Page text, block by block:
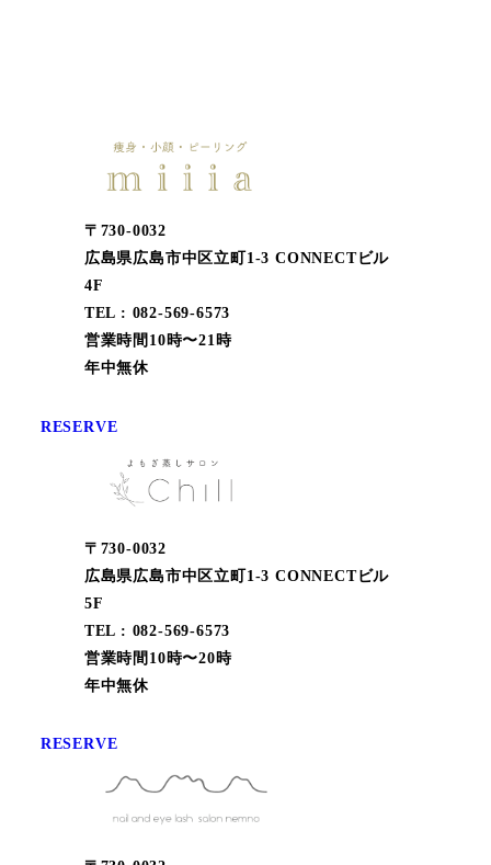
〒730-0032
広島県広島市中区立町1-3 CONNECTビル
4F
TEL : 082-569-6573
営業時間10時〜21時
年中無休
RESERVE
〒730-0032
広島県広島市中区立町1-3 CONNECTビル
5F
TEL : 082-569-6573
営業時間10時〜20時
年中無休
RESERVE